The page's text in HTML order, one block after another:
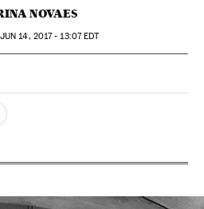
NOVAES
JUN 14, 2017 - 13:07EDT
Sociales